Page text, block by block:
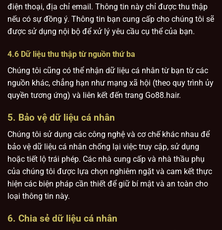
điện thoại, địa chỉ email. Thông tin này chỉ được thu thập
nếu có sự đồng ý. Thông tin bạn cung cấp cho chúng tôi sẽ
được sử dụng nội bộ để xử lý yêu cầu cụ thể của bạn.
4.6 Dữ liệu thu thập từ nguồn thứ ba
Chúng tôi cũng có thể nhận dữ liệu cá nhân từ bạn từ các
nguồn khác, chẳng hạn như mạng xã hội (theo quy trình ủy
quyền tương ứng) và liên kết đến trang Go88.hair.
5. Bảo vệ dữ liệu cá nhân
Chúng tôi sử dụng các công nghệ và cơ chế khác nhau để
bảo vệ dữ liệu cá nhân chống lại việc truy cập, sử dụng
hoặc tiết lộ trái phép. Các nhà cung cấp và nhà thầu phụ
của chúng tôi được lựa chọn nghiêm ngặt và cam kết thực
hiện các biện pháp cần thiết để giữ bí mật và an toàn cho
loại thông tin này.
6. Chia sẻ dữ liệu cá nhân